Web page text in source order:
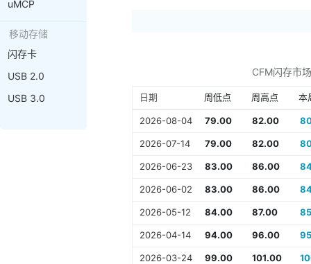
uMCP
移动存储
闪存卡
USB 2.0
USB 3.0
CFM闪存市
日期 周低点 周高点 本
2026-08-04 79.00 82.00
2026-07-14 79.00 82.00
2026-06-23 83.00 86.00
2026-06-02 83.00 86.00
2026-05-12 84.00 87.00
2026-04-14 94.00 96.00
2026-03-24 99.00 101.00